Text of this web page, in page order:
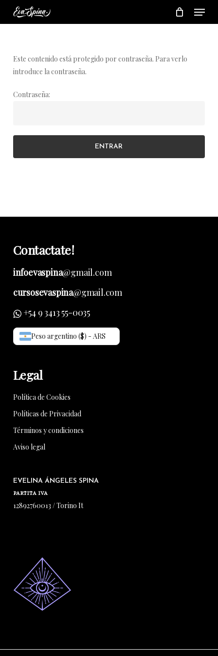
Menu
Este contenido está protegido por contraseña. Para verlo
introduce la contraseña.
Contraseña:
Contactate!
infoevaspina@gmail.com
cursosevaspina@gmail.com
+54 9 3413 55-0035
Peso argentino ($) - ARS
Legal
Política de Cookies
Políticas de Privacidad
Términos y condiciones
Aviso legal
EVELINA ÁNGELES SPINA
PARTITA IVA
12892760013 / Torino It